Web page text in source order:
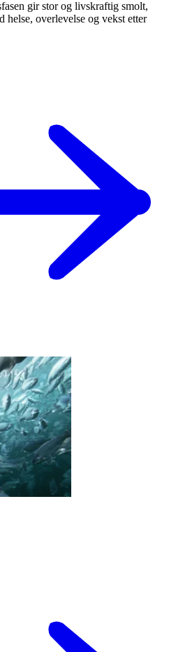
gir stor og livskraftig smolt,
helse, overlevelse og vekst etter